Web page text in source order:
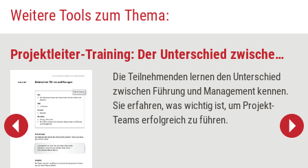
Weitere Tools zum Thema:
Projektleiter-Training: Der Unterschied zwischen Führen und Managen
Die Teilnehmenden lernen den Unterschied
zwischen Führung und Management kennen.
Sie erfahren, was wichtig ist, um Projekt-
Teams erfolgreich zu führen.